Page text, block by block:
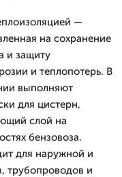
—
на сохранение
и защиту
и теплопотерь. В
выполняют
для цистерн,
слой на
бензовоза.
для наружной и
трубопроводов и